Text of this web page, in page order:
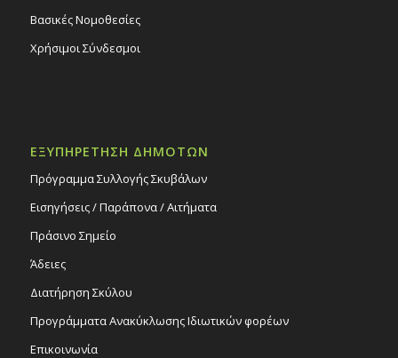
Βασικές Νομοθεσίες
Χρήσιμοι Σύνδεσμοι
ΕΞΥΠΗΡΕΤΗΣΗ ΔΗΜΟΤΩΝ
Πρόγραμμα Συλλογής Σκυβάλων
Εισηγήσεις / Παράπονα / Αιτήματα
Πράσινο Σημείο
Άδειες
Διατήρηση Σκύλου
Προγράμματα Ανακύκλωσης Ιδιωτικών φορέων
Επικοινωνία